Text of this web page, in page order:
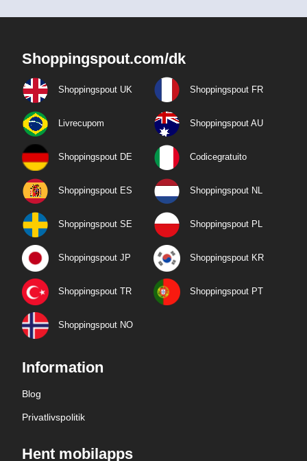
Shoppingspout.com/dk
Shoppingspout UK Shoppingspout FR
Livrecupom Shoppingspout AU
Shoppingspout DE Codicegratuito
Shoppingspout ES Shoppingspout NL
Shoppingspout SE Shoppingspout PL
Shoppingspout JP Shoppingspout KR
Shoppingspout TR Shoppingspout PT
Shoppingspout NO
Information
Blog
Privatlivspolitik
Hent mobilapps